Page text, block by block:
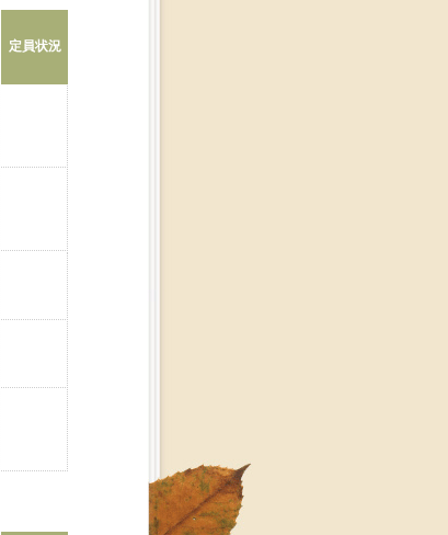
定員状況